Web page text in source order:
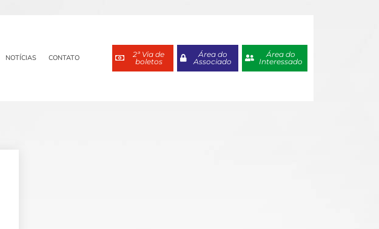
NOTÍCIAS CONTATO
2ª Via de
boletos
Área do
Associado
Área do
Interessado